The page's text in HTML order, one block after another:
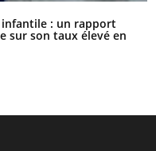
: un rapport
sur son taux élevé en